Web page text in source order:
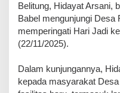
Belitung, Hidayat Arsani,
Babel mengunjungi
memperingati Hari Jadi
(22/11/2025).
Dalam kunjungannya,
kepada masyarakat